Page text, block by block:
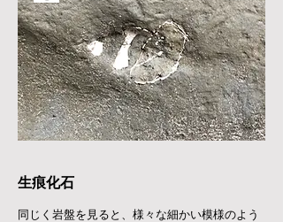
生痕化石
同じく岩盤を見ると、様々な細かい模様のよう